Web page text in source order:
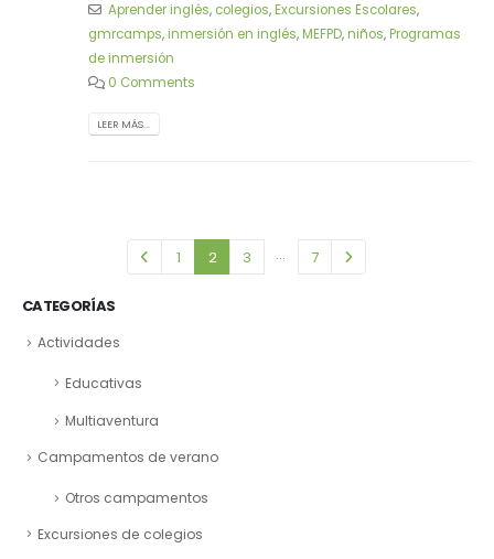
Aprender inglés, colegios,Excursiones Escolares,
gmrcamps,inmersión en inglés,MEFPD,niños,Programas
de inmersión
0 Comments
LEER MÁS...
1 2 3 … 7
CATEGORÍAS
Actividades
Educativas
Multiaventura
Campamentos de verano
Otros campamentos
Excursiones de colegios